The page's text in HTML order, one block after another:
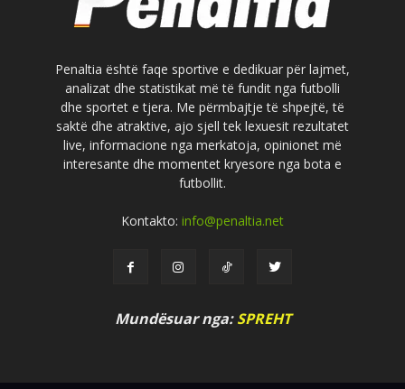
Penaltia është faqe sportive e dedikuar për lajmet,
analizat dhe statistikat më të fundit nga futbolli
dhe sportet e tjera. Me përmbajtje të shpejtë, të
saktë dhe atraktive, ajo sjell tek lexuesit rezultatet
live, informacione nga merkatoja, opinionet më
interesante dhe momentet kryesore nga bota e
futbollit.
Kontakto: info@penaltia.net
Mundësuar nga:SPREHT